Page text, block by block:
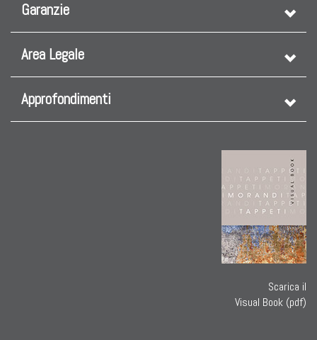
Garanzie
Area Legale
Approfondimenti
Scarica il
Visual Book (pdf)